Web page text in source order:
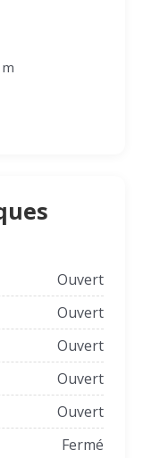
Ouvert
Ouvert
Ouvert
Ouvert
Ouvert
Fermé